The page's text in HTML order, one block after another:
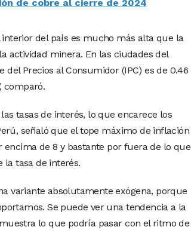
de cobre al cierre de 2024
del país es mucho más alta que la
actividad minera. En las ciudades del
Precios al Consumidor (IPC) es de 0.46
comparó.
tasas de interés, lo que encarece los
señaló que el tope máximo de inflación
encima de 8 y bastante por fuera de lo que
la tasa de interés.
variante absolutamente exógena, porque
Se puede ver una tendencia a la
lo que podría pasar con el ritmo de